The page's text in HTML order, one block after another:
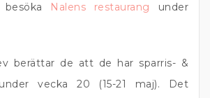
Nalens restaurang
under
berättar de att de har sparris- &
vecka 20 (15-21 maj). Det